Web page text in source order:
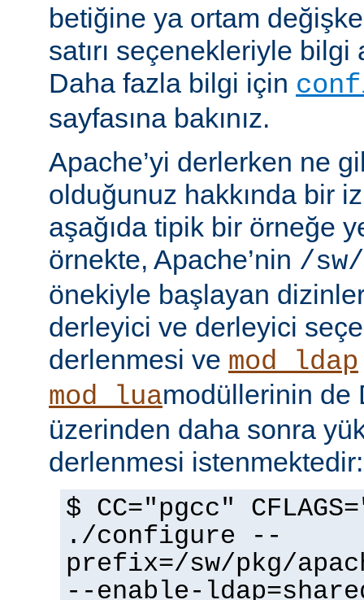
betiğine ya ortam
satırı seçenekleriyle bilgi
Daha fazla bilgi için
sayfasına bakınız.
Apache’yi derlerken ne
olduğunuz hakkında bir
aşağıda tipik bir örneğe
örnekte, Apache’nin /
önekiyle başlayan
derleyici ve derleyici
derlenmesi ve mod_ldap
mod_luamodüllerinin de
üzerinden daha sonra
derlenmesi istenmektedir:
$ CC="pgcc"
./configure --
prefix=/sw/pkg/
--enable-